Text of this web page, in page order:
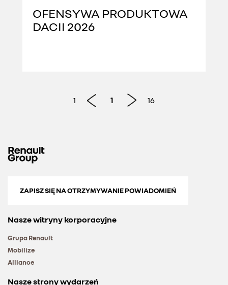
OFENSYWA PRODUKTOWA
DACII 2026
1 1 16
ZAPISZ SIĘ NA OTRZYMYWANIE POWIADOMIEŃ
Nasze witryny korporacyjne
Grupa Renault
Mobilize
Alliance
Nasze strony wydarzeń